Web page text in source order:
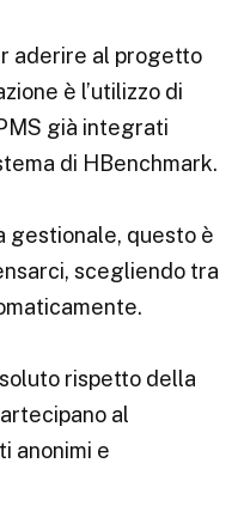
aderire al progetto
è l’utilizzo di
già integrati
di HBenchmark.
gestionale, questo è
scegliendo tra
rispetto della
al
anonimi e